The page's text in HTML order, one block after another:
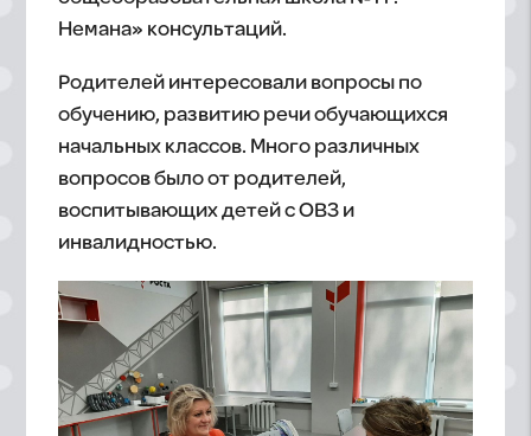
Немана» консультаций.
Родителей интересовали вопросы по
обучению, развитию речи обучающихся
начальных классов. Много различных
вопросов было от родителей,
воспитывающих детей с ОВЗ и
инвалидностью.